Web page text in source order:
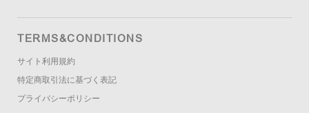
TERMS&CONDITIONS
サイト利用規約
特定商取引法に基づく表記
プライバシーポリシー